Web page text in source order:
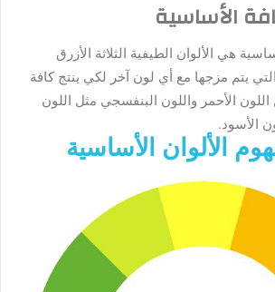
الأساسية
هي الألوان الطيفية الثلاثة الأزرق
يتم مزجها مع أي لون آخر لكي ينتج كافة
اللون الأحمر واللون البنفسجي مثل اللون
الأسود.
الألوان الأساسية